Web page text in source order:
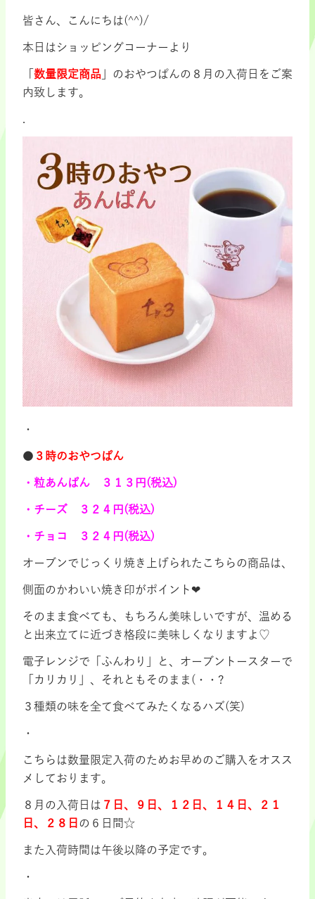
皆さん、こんにちは(^^)/
本日はショッピングコーナーより
数量限定商品 」のおやつぱんの８月の入荷日をご案
内致します。
・
● ３時のおやつぱん
・粒あんぱん ３１３円(税込)
・チーズ ３２４円(税込)
・チョコ ３２４円(税込)
オーブンでじっくり焼き上げられたこちらの商品は、
側面のかわいい焼き印がポイント❤
そのまま食べても、もちろん美味しいですが、温める
と出来立てに近づき格段に美味しくなりますよ♡
電子レンジで「ふんわり」と、オーブントースターで
「カリカリ」、それともそのまま(・・?
３種類の味を全て食べてみたくなるハズ(笑)
・
こちらは数量限定入荷のためお早めのご購入をオスス
メしております。
８月の入荷日は ７日、９日、１２日、１４日、２１
日、２８日 の６日間☆
また入荷時間は午後以降の予定です。
・